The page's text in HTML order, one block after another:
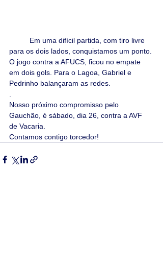
para os dois lados, conquistamos um ponto.
O jogo contra a AFUCS, ficou no empate
em dois gols. Para o Lagoa, Gabriel e
Pedrinho balançaram as redes.
Nosso próximo compromisso pelo
Gauchão, é sábado, dia 26, contra a AVF
de Vacaria.
Contamos contigo torcedor!